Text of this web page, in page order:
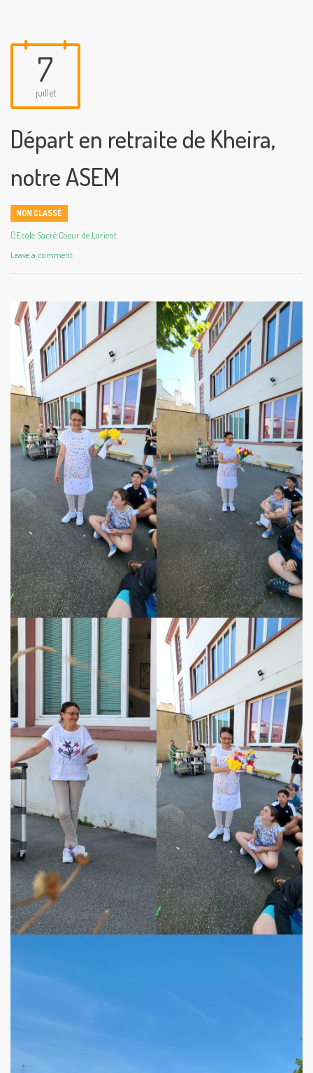
7
juillet
Départ en retraite de Kheira,
notre ASEM
NON CLASSÉ
Author
Ecole Sacré Coeur de Lorient
Leave a comment